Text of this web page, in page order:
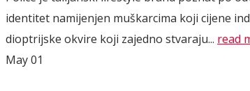
identitet namijenjen muškarcima koji cijene
dioptrijske okvire koji zajedno stvaraju... read
May01